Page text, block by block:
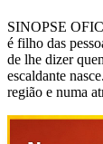
SINOPSE
é filho das
de lhe dizer
escaldante
região e numa